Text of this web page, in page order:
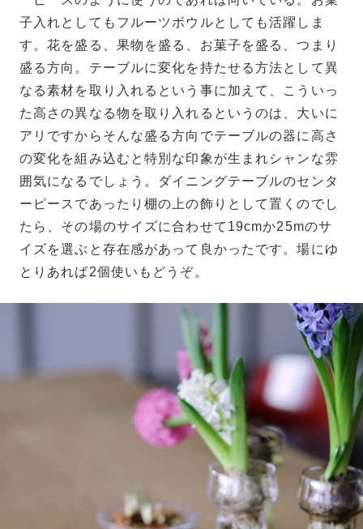
子入れとしてもフルーツボウルとしても活躍しま
す。花を盛る、果物を盛る、お菓子を盛る、つまり
盛る方向。テーブルに変化を持たせる方法として異
なる素材を取り入れるという事に加えて、こういっ
た高さの異なる物を取り入れるというのは、大いに
アリですからそんな盛る方向でテーブルの器に高さ
の変化を組み込むと特別な印象が生まれシャンな雰
囲気になるでしょう。ダイニングテーブルのセンタ
ーピースであったり棚の上の飾りとして置くのでし
たら、その場のサイズに合わせて19cmか25mのサ
イズを選ぶと存在感があって良かったです。場にゆ
とりあれば2個使いもどうぞ。